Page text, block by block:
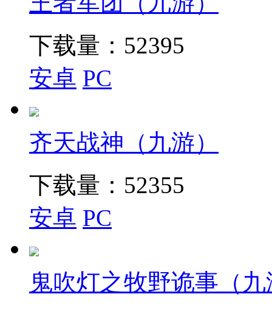
下载量： 52395
安卓 PC
齐天战神（九游）
下载量： 52355
安卓 PC
鬼吹灯之牧野诡事（